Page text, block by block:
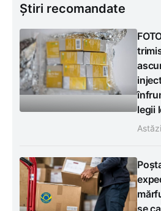
Știri recomandate
legii
se